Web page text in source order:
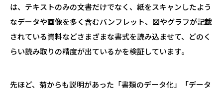
は、テキストのみの文書だけでなく、紙をスキャンしたよう
なデータや画像を多く含むパンフレット、図やグラフが記載
されている資料などさまざまな書式を読み込ませて、どのく
らい読み取りの精度が出ているかを検証しています。
先ほど、菊からも説明があった「書類のデータ化」「データ